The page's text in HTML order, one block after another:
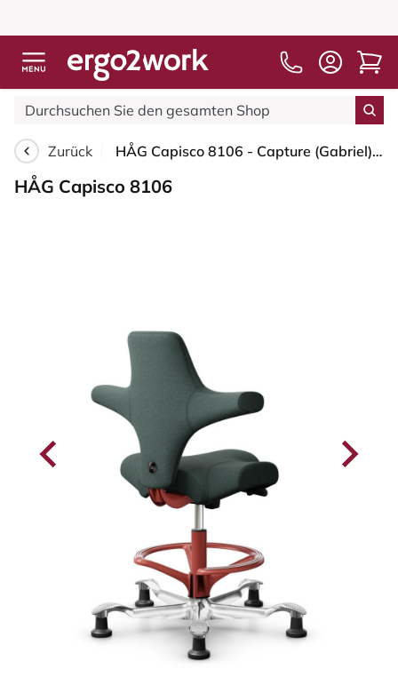
Zurück HÅG Capisco 8106 - Capture (Gabriel) - Wolle / Polyamid - CPT6601 - Blue - Blush Rose - 265 mm (Sitzhöhe 53-79cm) - Bodengleiter
HÅG Capisco 8106